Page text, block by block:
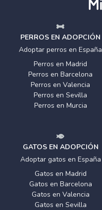
PERROS EN ADOPCIÓN
Adoptar perros en España
Perros en Madrid
Perros en Barcelona
Perros en Valencia
Perros en Sevilla
Perros en Murcia
GATOS EN ADOPCIÓN
Adoptar gatos en España
Gatos en Madrid
Gatos en Barcelona
Gatos en Valencia
Gatos en Sevilla